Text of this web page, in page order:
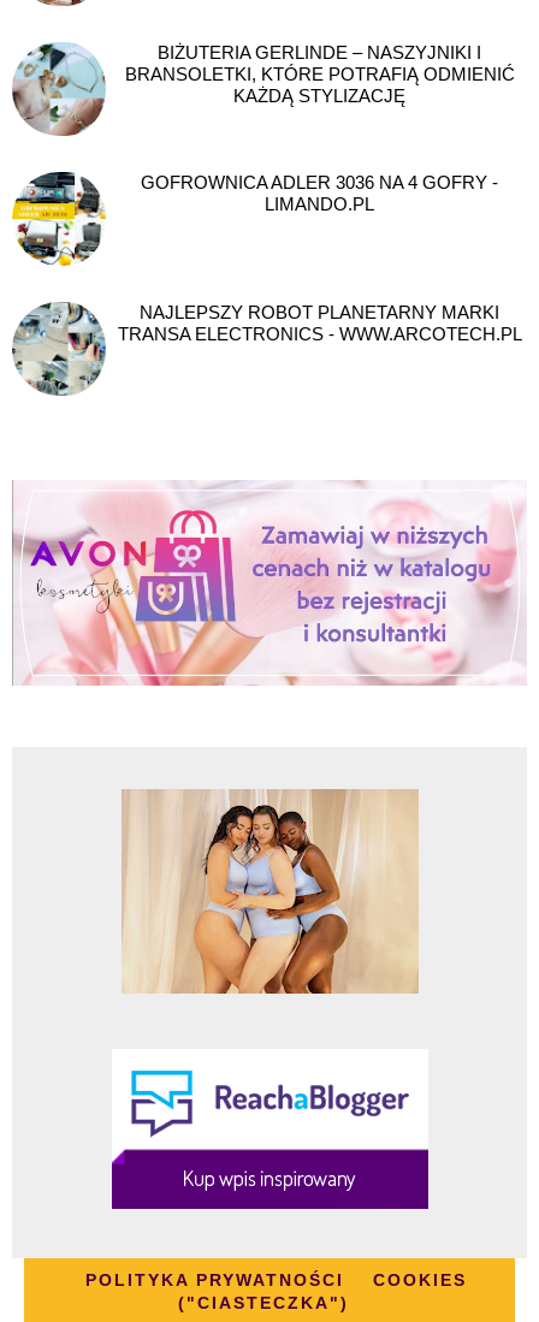
BIŻUTERIA GERLINDE – NASZYJNIKI I
BRANSOLETKI, KTÓRE POTRAFIĄ ODMIENIĆ
KAŻDĄ STYLIZACJĘ
GOFROWNICA ADLER 3036 NA 4 GOFRY -
LIMANDO.PL
NAJLEPSZY ROBOT PLANETARNY MARKI
TRANSA ELECTRONICS - WWW.ARCOTECH.PL
POLITYKA PRYWATNOŚCI
COOKIES
("CIASTECZKA")